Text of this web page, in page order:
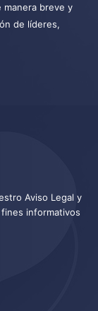
manera breve y
de líderes,
Aviso Legal y
informativos